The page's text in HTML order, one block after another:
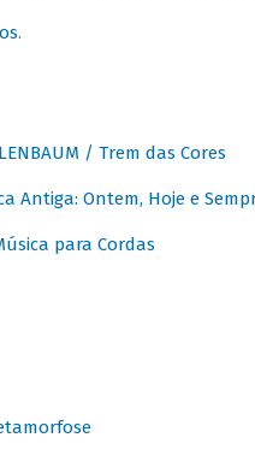
.
/ Trem das Cores
Antiga: Ontem, Hoje e
para Cordas